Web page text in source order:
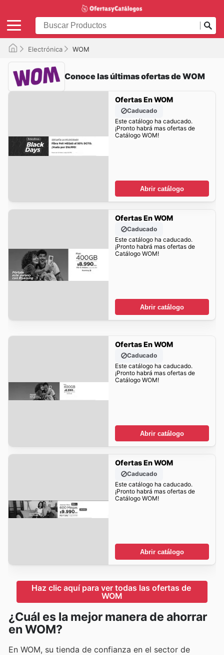
Electrónica WOM
Conoce las últimas ofertas de WOM
Ofertas En WOM
Caducado
Este catálogo ha caducado.
¡Pronto habrá mas ofertas de
Catálogo WOM!
Abrir catálogo
Ofertas En WOM
Caducado
Este catálogo ha caducado.
¡Pronto habrá mas ofertas de
Catálogo WOM!
Abrir catálogo
Ofertas En WOM
Caducado
Este catálogo ha caducado.
¡Pronto habrá mas ofertas de
Catálogo WOM!
Abrir catálogo
Ofertas En WOM
Caducado
Este catálogo ha caducado.
¡Pronto habrá mas ofertas de
Catálogo WOM!
Abrir catálogo
Haz clic aquí para ver todas las ofertas de
WOM
¿Cuál es la mejor manera de ahorrar
en WOM?
En WOM, su tienda de confianza en el sector de